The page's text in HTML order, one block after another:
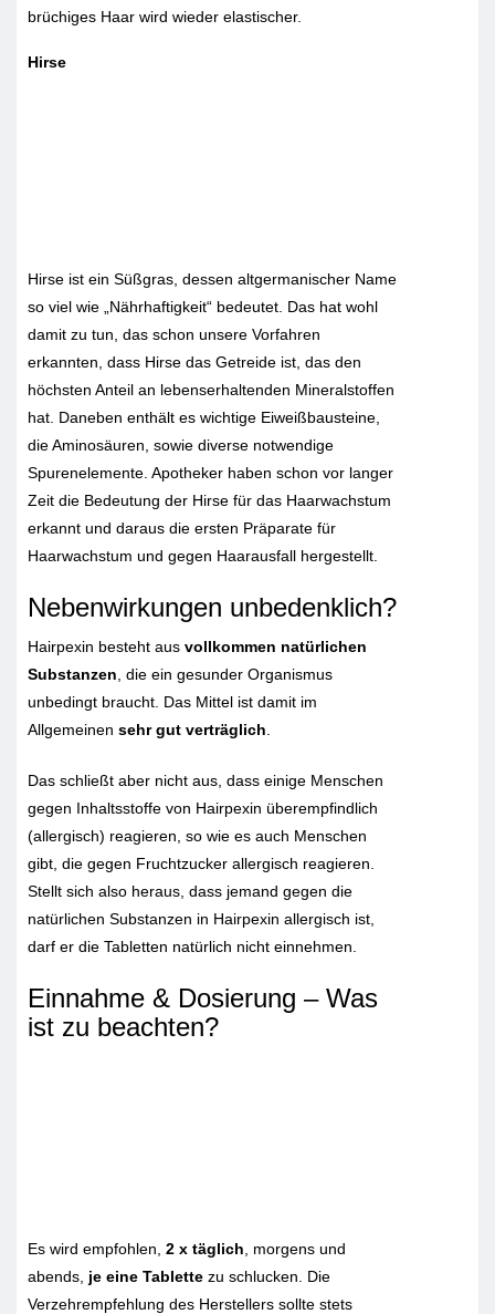
brüchiges Haar wird wieder elastischer.
Hirse
Hirse ist ein Süßgras, dessen altgermanischer Name
so viel wie „Nährhaftigkeit“ bedeutet. Das hat wohl
damit zu tun, das schon unsere Vorfahren
erkannten, dass Hirse das Getreide ist, das den
höchsten Anteil an lebenserhaltenden Mineralstoffen
hat. Daneben enthält es wichtige Eiweißbausteine,
die Aminosäuren, sowie diverse notwendige
Spurenelemente. Apotheker haben schon vor langer
Zeit die Bedeutung der Hirse für das Haarwachstum
erkannt und daraus die ersten Präparate für
Haarwachstum und gegen Haarausfall hergestellt.
Nebenwirkungen unbedenklich?
Hairpexin besteht aus vollkommen natürlichen
Substanzen , die ein gesunder Organismus
unbedingt braucht. Das Mittel ist damit im
Allgemeinen sehr gut verträglich
Das schließt aber nicht aus, dass einige Menschen
gegen Inhaltsstoffe von Hairpexin überempfindlich
(allergisch) reagieren, so wie es auch Menschen
gibt, die gegen Fruchtzucker allergisch reagieren.
Stellt sich also heraus, dass jemand gegen die
natürlichen Substanzen in Hairpexin allergisch ist,
darf er die Tabletten natürlich nicht einnehmen.
Einnahme & Dosierung – Was
ist zu beachten?
Es wird empfohlen, 2 x täglich, morgens und
abends, je eine Tablette zu schlucken. Die
Verzehrempfehlung des Herstellers sollte stets